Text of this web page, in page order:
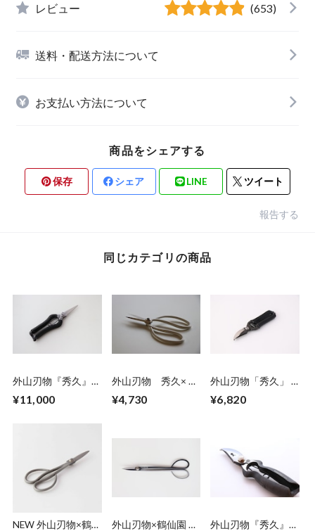
レビュー (653)
送料・配送方法について
お支払い方法について
商品をシェアする
保存 シェア LINE ツイート
報告する
同じカテゴリの商品
外山刃物『秀久』✖️
Leather Black
¥11,000
外山刃物 秀久× 鶴
鋏 ホワイト(1丁)
¥4,730
外山刃物「秀久」 ×
鋏 ブラック(1丁)
¥6,820
NEW 外山刃物×鶴仙
外山刃物×鶴仙園 小
外山刃物『秀久』×